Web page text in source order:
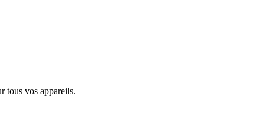
tous vos appareils.